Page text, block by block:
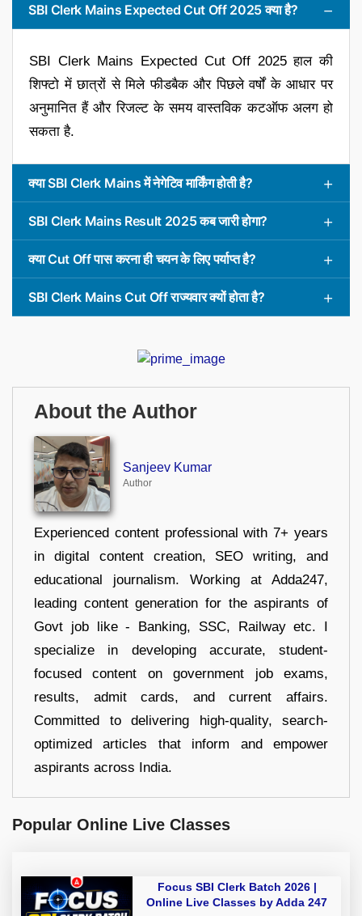
SBI Clerk Mains Expected Cut Off 2025 क्या है?
SBI Clerk Mains Expected Cut Off 2025 हाल की
शिफ्टो में छात्रों से मिले फीडबैक और पिछले वर्षों के आधार पर
अनुमानित हैं और रिजल्ट के समय वास्तविक कटऑफ अलग हो
सकता है.
क्या SBI Clerk Mains में नेगेटिव मार्किंग होती है?
SBI Clerk Mains Result 2025 कब जारी होगा?
क्या Cut Off पास करना ही चयन के लिए पर्याप्त है?
SBI Clerk Mains Cut Off राज्यवार क्यों होता है?
About the Author
Sanjeev Kumar
Author
Experienced content professional with 7+ years
in digital content creation, SEO writing, and
educational journalism. Working at Adda247,
leading content generation for the aspirants of
Govt job like - Banking, SSC, Railway etc. I
specialize in developing accurate, student-
focused content on government job exams,
results, admit cards, and current affairs.
Committed to delivering high-quality, search-
optimized articles that inform and empower
aspirants across India.
Popular Online Live Classes
Focus SBI Clerk Batch 2026 |
Online Live Classes by Adda 247